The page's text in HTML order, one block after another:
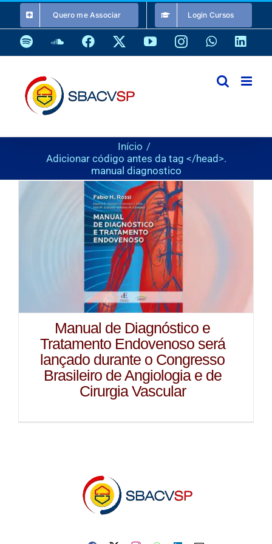
o
conteúdo
Quero me Associar Login Cursos
SpotifySoundCloud
Facebook YouTubeInstagramWhatsApp
Início
Adicionar código antes da tag </head>.
manual diagnostico
Manual de Diagnóstico e
Tratamento Endovenoso será
lançado durante o Congresso
Brasileiro de Angiologia e de
Cirurgia Vascular